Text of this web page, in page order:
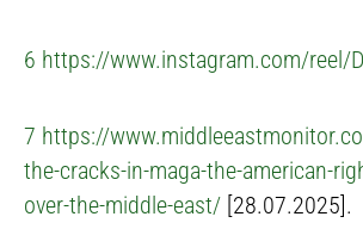
6 https://www.instagram.com/reel/
7 https://
the-cracks-in-maga-the-american-
over-the-middle-east/ [28.07.2025].